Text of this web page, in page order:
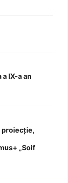
IX-a an
proiecție,
„Soif